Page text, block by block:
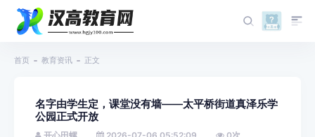
首页 教育资讯 正文
名字由学生定，课堂没有墙——太平桥街道真泽乐学
公园正式开放